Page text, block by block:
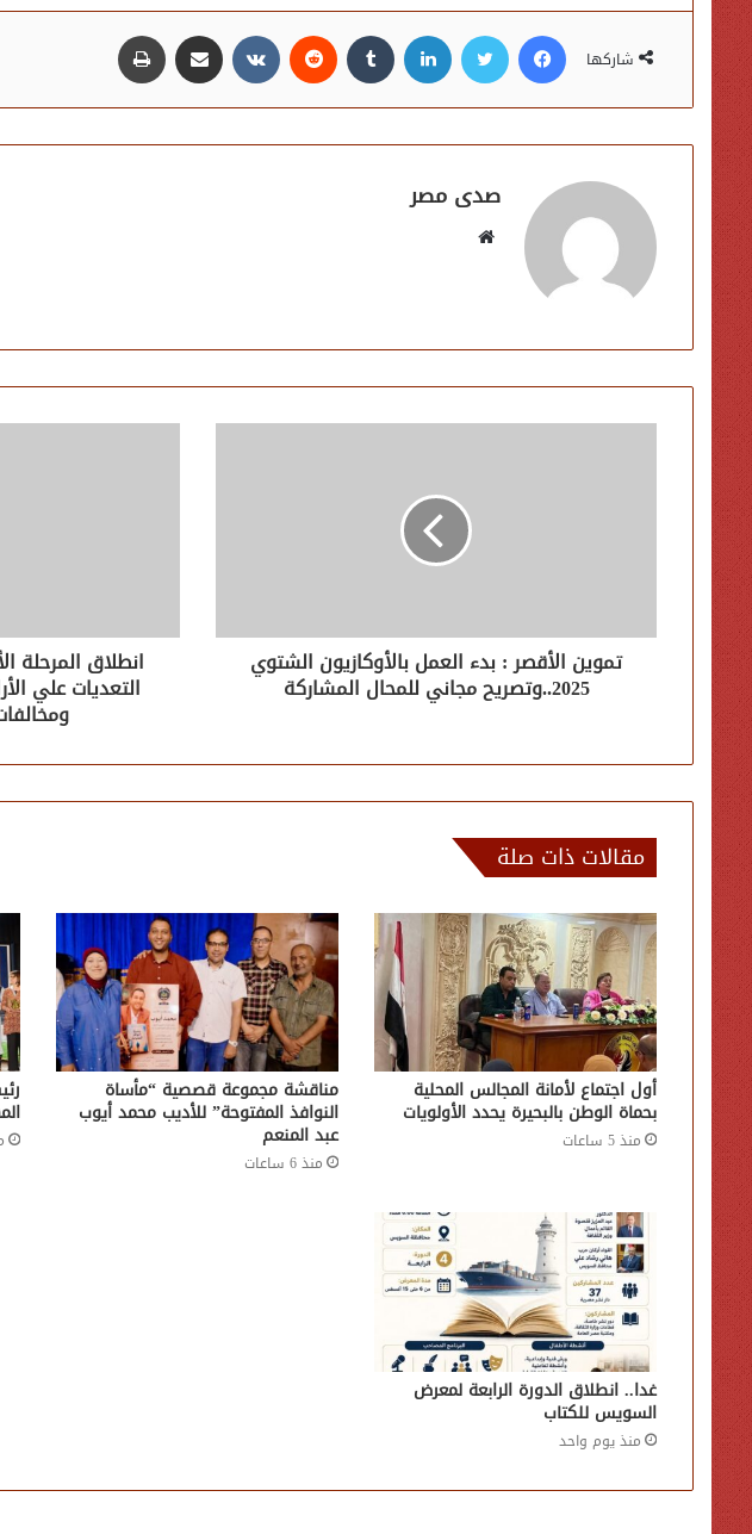
شاركها
فيسبوك تويتر لينكدإن مشاركة عبر البريد
صدى مصر
موقع
تموين الأقصر : بدء العمل بالأوكازيون الشتوي
2025..وتصريح مجاني للمحال المشاركة التعديات علي
مقالات ذات صلة
أول اجتماع لأمانة المجالس المحلية
بحماة الوطن بالبحيرة يحدد الأولويات
منذ 5 ساعات
مناقشة مجموعة قصصية “مأساة
النوافذ المفتوحة” للأديب محمد أيوب
عبد المنعم
منذ 6 ساعات
غدا.. انطلاق الدورة الرابعة لمعرض
السويس للكتاب
منذ يوم واحد